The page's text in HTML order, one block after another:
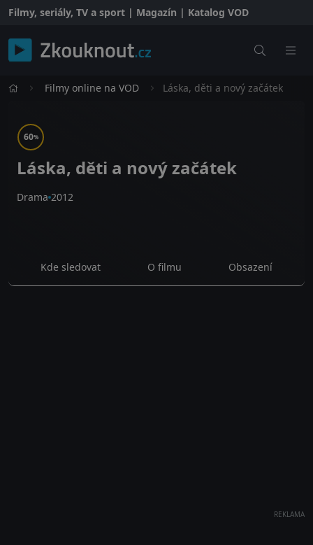
Filmy, seriály, TV a sport | Magazín | Katalog VOD
Filmy online na VOD Láska, děti a nový začátek
60%
Láska, děti a nový začátek
Drama 2012
Kde sledovat O filmu Obsazení
REKLAMA